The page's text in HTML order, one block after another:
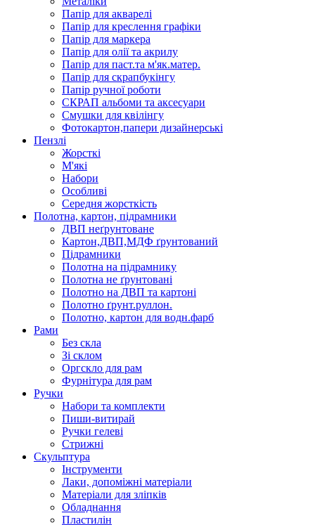
Папір для акварелі
Папір для креслення графіки
Папір для маркера
Папір для олії та акрилу
Папір для паст.та м'як.матер.
Папір для скрапбукінгу
Папір ручної роботи
СКРАП альбоми та аксесуари
Смушки для квілінгу
Фотокартон,папери дизайнерські
Пензлі
Жорсткі
М'які
Набори
Особливі
Середня жорсткість
Полотна, картон, підрамники
ДВП неґрунтоване
Картон,ДВП,МДФ ґрунтований
Підрамники
Полотна на підрамнику
Полотна не ґрунтовані
Полотно на ДВП та картоні
Полотно ґрунт.руллон.
Полотно, картон для водн.фарб
Рами
Без скла
Зі склом
Оргскло для рам
Фурнітура для рам
Ручки
Набори та комплекти
Пиши-витирай
Ручки гелеві
Стрижні
Скульптура
Інструменти
Лаки, допоміжні матеріали
Матеріали для зліпків
Обладнання
Пластилін